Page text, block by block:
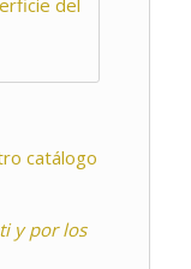
del
catálogo
y por los